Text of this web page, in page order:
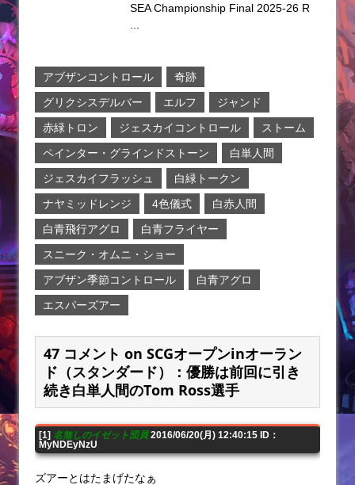
SEA Championship Final 2025-26 R
アブザンコントロール
奇跡
グリクシスデルバー
エルフ
ジャンド
赤緑トロン
ジェスカイコントロール
ストーム
ペインター・グラインドストーン
白単人間
ジェスカイフラッシュ
白緑トークン
ナヤミッドレンジ
4色儀式
白赤人間
白青飛行アグロ
白青フライヤー
スニーク・オムニ・ショー
アブザン季節コントロール
白青アグロ
エスパーズアー
47 コメント on SCGオープンinオーラン
ド（スタンダード）：優勝は前回に引き
続き白単人間のTom Ross選手
[1] 名無しのイゼット団員2016/06/20(月) 12:40:15 ID：
MyNDEyNzU
ズアーとはたまげたなぁ